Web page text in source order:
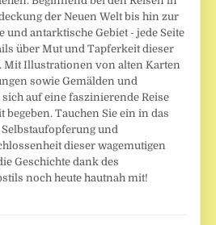
der Neuen Welt bis hin zur
antarktische Gebiet - jede Seite
über Mut und Tapferkeit dieser
Mit Illustrationen von alten Karten
sowie Gemälden und
auf eine faszinierende Reise
begeben. Tauchen Sie ein in das
und
dieser wagemutigen
Geschichte dank des
noch heute hautnah mit!